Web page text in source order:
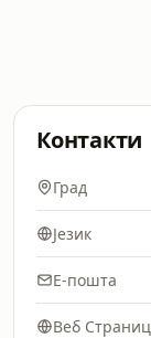
Контакти
Град
Језик
Е-пошта
Веб